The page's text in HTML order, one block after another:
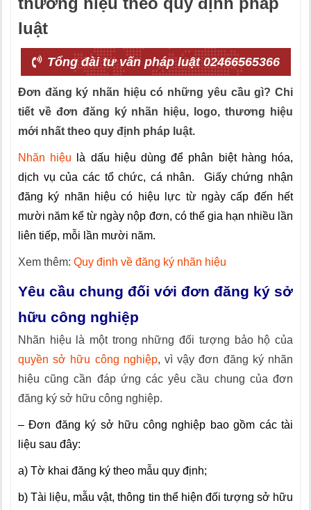
luật
Tổng đài tư vấn pháp luật 02466565366
Đơn đăng ký nhãn hiệu có những yêu cầu gì? Chi
tiết về đơn đăng ký nhãn hiệu, logo, thương hiệu
mới nhất theo quy định pháp luật.
Nhãn hiệu là dấu hiệu dùng để phân biệt hàng hóa,
dịch vụ của các tổ chức, cá nhân. Giấy chứng nhận
đăng ký nhãn hiệu có hiệu lực từ ngày cấp đến hết
mười năm kể từ ngày nộp đơn, có thể gia hạn nhiều lần
liên tiếp, mỗi lần mười năm.
Xem thêm: Quy định về đăng ký nhãn hiệu
Yêu cầu chung đối với đơn đăng ký sở
hữu công nghiệp
Nhãn hiệu là một trong những đối tượng bảo hộ của
quyền sở hữu công nghiệp, vì vậy đơn đăng ký nhãn
hiệu cũng cần đáp ứng các yêu cầu chung của đơn
đăng ký sở hữu công nghiệp.
– Đơn đăng ký sở hữu công nghiệp bao gồm các tài
liệu sau đây:
a) Tờ khai đăng ký theo mẫu quy định;
b) Tài liệu, mẫu vật, thông tin thể hiện đối tượng sở hữu